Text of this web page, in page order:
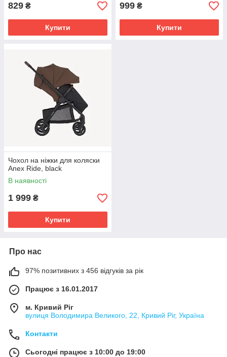
829 ₴
Купити
999 ₴
Купити
Чохол на ніжки для коляски
Anex Ride, black
В наявності
1 999 ₴
Купити
Про нас
97% позитивних з 456 відгуків за рік
Працює з 16.01.2017
м. Кривий Ріг
вулиця Володимира Великого, 22, Кривий Ріг, Україна
Контакти
Сьогодні працює з 10:00 до 19:00